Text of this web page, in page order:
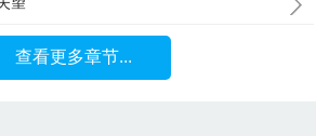
查看更多章节...